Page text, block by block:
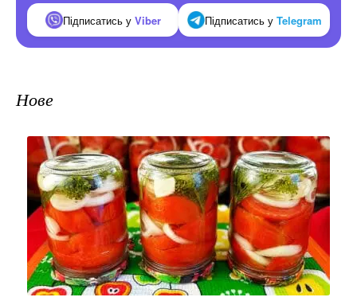
Підписатись у Viber Підписатись у Telegram
Нове